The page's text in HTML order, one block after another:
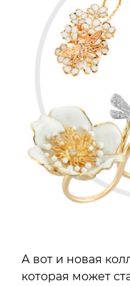
А вот и новая
которая может